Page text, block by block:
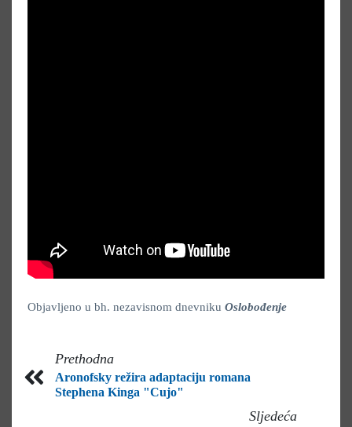
Objavljeno u bh. nezavisnom dnevniku Oslobođenje
Prethodna
Aronofsky režira adaptaciju romana
Stephena Kinga "Cujo"
Sljedeća